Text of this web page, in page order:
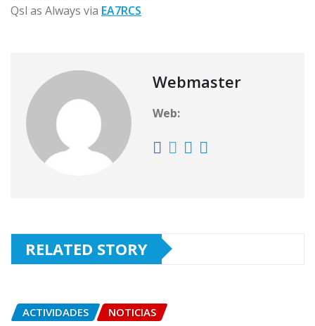
Qsl as Always via EA7RCS
Webmaster
Web:
RELATED STORY
ACTIVIDADES NOTICIAS